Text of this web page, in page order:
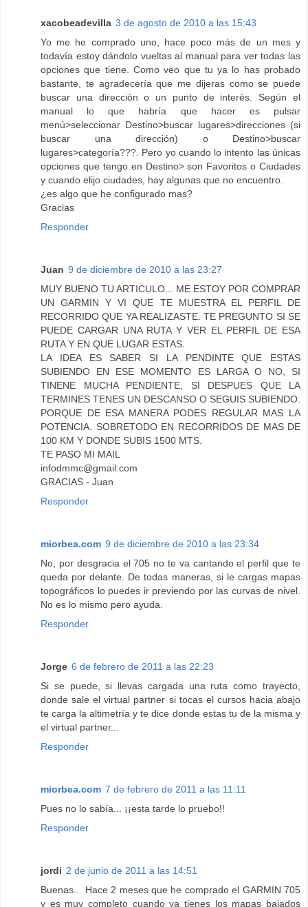
xacobeadevilla 3 de agosto de 2010 a las 15:43
Yo me he comprado uno, hace poco más de un mes y
todavía estoy dándolo vueltas al manual para ver todas las
opciones que tiene. Como veo que tu ya lo has probado
bastante, te agradecería que me dijeras como se puede
buscar una dirección o un punto de interés. Según el
manual lo que habría que hacer es pulsar
menú>seleccionar Destino>buscar lugares>direcciones (si
buscar una dirección) o Destino>buscar
lugares>categoría???. Pero yo cuando lo intento las únicas
opciones que tengo en Destino> son Favoritos o Ciudades
y cuando elijo ciudades, hay algunas que no encuentro.
¿es algo que he configurado mas?
Gracias
Responder
Juan 9 de diciembre de 2010 a las 23:27
MUY BUENO TU ARTICULO... ME ESTOY POR COMPRAR
UN GARMIN Y VI QUE TE MUESTRA EL PERFIL DE
RECORRIDO QUE YA REALIZASTE. TE PREGUNTO SI SE
PUEDE CARGAR UNA RUTA Y VER EL PERFIL DE ESA
RUTA Y EN QUE LUGAR ESTAS.
LA IDEA ES SABER SI LA PENDINTE QUE ESTAS
SUBIENDO EN ESE MOMENTO ES LARGA O NO, SI
TINENE MUCHA PENDIENTE, SI DESPUES QUE LA
TERMINES TENES UN DESCANSO O SEGUIS SUBIENDO.
PORQUE DE ESA MANERA PODES REGULAR MAS LA
POTENCIA. SOBRETODO EN RECORRIDOS DE MAS DE
100 KM Y DONDE SUBIS 1500 MTS.
TE PASO MI MAIL
infodmmc@gmail.com
GRACIAS - Juan
Responder
miorbea.com 9 de diciembre de 2010 a las 23:34
No, por desgracia el 705 no te va cantando el perfil que te
queda por delante. De todas maneras, si le cargas mapas
topográficos lo puedes ir previendo por las curvas de nivel.
No es lo mismo pero ayuda.
Responder
Jorge 6 de febrero de 2011 a las 22:23
Si se puede, si llevas cargada una ruta como trayecto,
donde sale el virtual partner si tocas el cursos hacia abajo
te carga la altimetría y te dice donde estas tu de la misma y
el virtual partner...
Responder
miorbea.com 7 de febrero de 2011 a las 11:11
Pues no lo sabía... ¡¡esta tarde lo pruebo!!
Responder
jordi 2 de junio de 2011 a las 14:51
Buenas.. Hace 2 meses que he comprado el GARMIN 705
y es muy completo cuando ya tienes los mapas bajados